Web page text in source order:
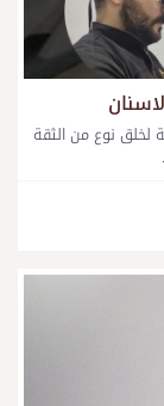
لخلق نوع من الثقة